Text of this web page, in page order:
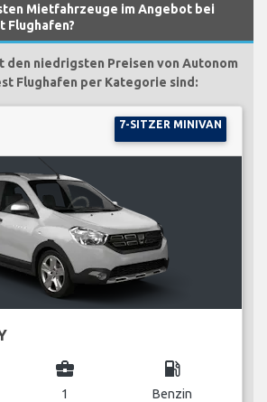
Mietfahrzeuge im Angebot bei
Flughafen?
den niedrigsten Preisen von Autonom
Flughafen per Kategorie sind:
7-SITZER MINIVAN
business_center
1
local_gas_station
Benzin